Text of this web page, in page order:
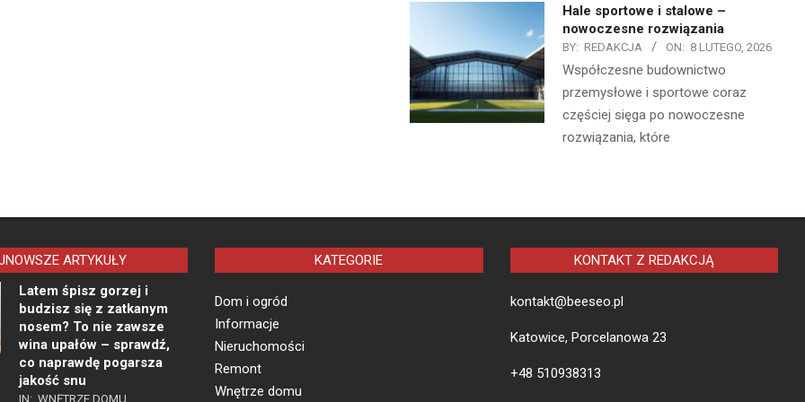
Hale sportowe i stalowe –
nowoczesne rozwiązania
BY: REDAKCJA ON: 8 LUTEGO, 2026
Współczesne budownictwo
przemysłowe i sportowe coraz
częściej sięga po nowoczesne
rozwiązania, które
ARTYKUŁY
Latem śpisz gorzej i
budzisz się z zatkanym
nosem? To nie zawsze
wina upałów – sprawdź,
co naprawdę pogarsza
jakość snu
IN: WNĘTRZE DOMU
KATEGORIE
Dom i ogród
Informacje
Nieruchomości
Remont
Wnętrze domu
KONTAKT Z REDAKCJĄ
kontakt@beeseo.pl
Katowice, Porcelanowa 23
+48 510938313